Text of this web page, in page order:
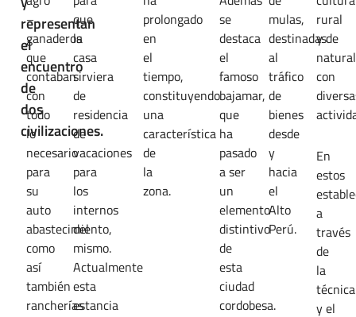
representan
el
encuentro
de
dos
civilizaciones.
–
ganaderos
que
contaban
con
todo
lo
necesario
para
su
auto
abastecimiento,
como
así
también
rancherías
que
la
casa
sirviera
de
residencia
de
vacaciones
para
los
internos
del
mismo.
Actualmente
esta
estancia
prolongado
en
el
tiempo,
constituyendo
una
característica
de
la
zona.
se
destaca
el
famoso
bajamar,
que
ha
pasado
a ser
un
elemento
distintivo
de
esta
ciudad
cordobesa.
mulas,
destinadas
al
tráfico
de
bienes
desde
y
hacia
el
Alto
Perú.
rural
y de
con
En
estos
a
través
de
la
técnica
y el